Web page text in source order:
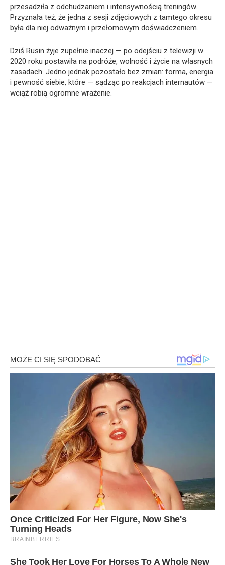
przesadziła z odchudzaniem i intensywnością treningów.
Przyznała też, że jedna z sesji zdjęciowych z tamtego okresu
była dla niej odważnym i przełomowym doświadczeniem.
Dziś Rusin żyje zupełnie inaczej — po odejściu z telewizji w
2020 roku postawiła na podróże, wolność i życie na własnych
zasadach. Jedno jednak pozostało bez zmian: forma, energia
i pewność siebie, które — sądząc po reakcjach internautów —
wciąż robią ogromne wrażenie.